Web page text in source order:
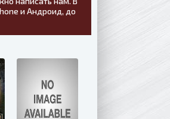
и Андроид, до